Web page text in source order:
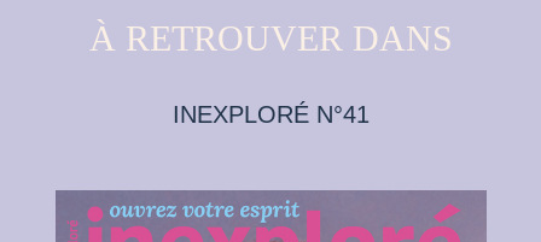
À RETROUVER DANS
INEXPLORÉ N°41